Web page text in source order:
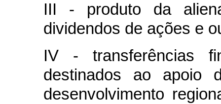
III - produto da
dividendos de ações e
IV - transferências
destinados ao apoio
desenvolvimento